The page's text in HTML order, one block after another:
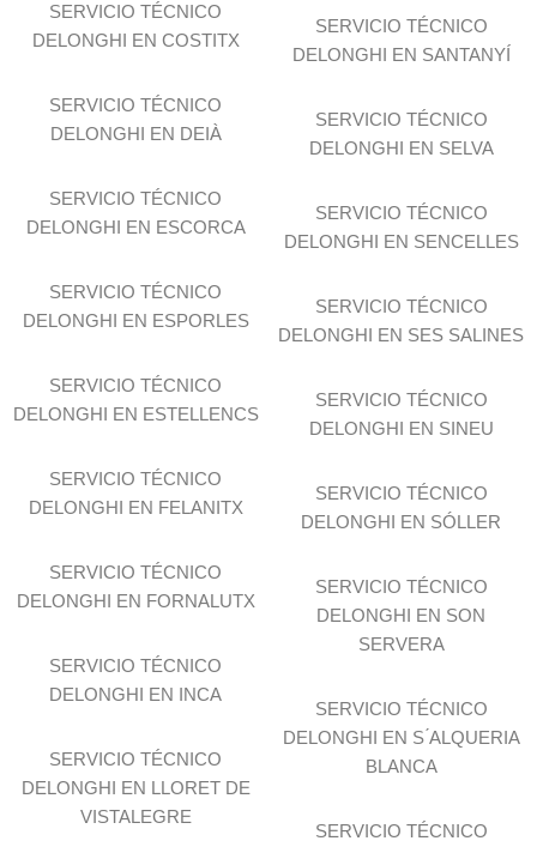
SERVICIO TÉCNICO
DELONGHI EN COSTITX
SERVICIO TÉCNICO
DELONGHI EN DEIÀ
SERVICIO TÉCNICO
DELONGHI EN ESCORCA
SERVICIO TÉCNICO
DELONGHI EN ESPORLES
SERVICIO TÉCNICO
DELONGHI EN ESTELLENCS
SERVICIO TÉCNICO
DELONGHI EN FELANITX
SERVICIO TÉCNICO
DELONGHI EN FORNALUTX
SERVICIO TÉCNICO
DELONGHI EN INCA
SERVICIO TÉCNICO
DELONGHI EN LLORET DE
VISTALEGRE
SERVICIO TÉCNICO
DELONGHI EN SANTANYÍ
SERVICIO TÉCNICO
DELONGHI EN SELVA
SERVICIO TÉCNICO
DELONGHI EN SENCELLES
SERVICIO TÉCNICO
DELONGHI EN SES SALINES
SERVICIO TÉCNICO
DELONGHI EN SINEU
SERVICIO TÉCNICO
DELONGHI EN SÓLLER
SERVICIO TÉCNICO
DELONGHI EN SON
SERVERA
SERVICIO TÉCNICO
DELONGHI EN S ́ALQUERIA
BLANCA
SERVICIO TÉCNICO